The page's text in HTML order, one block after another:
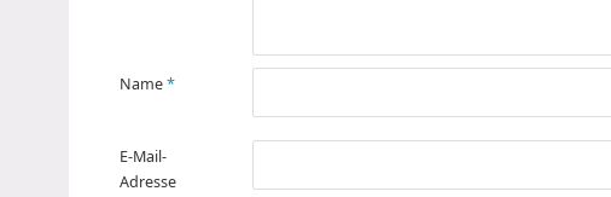
Name*
E-Mail-
Adresse